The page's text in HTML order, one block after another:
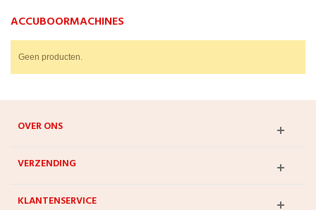
ACCUBOORMACHINES
Geen producten.
OVER ONS
VERZENDING
KLANTENSERVICE